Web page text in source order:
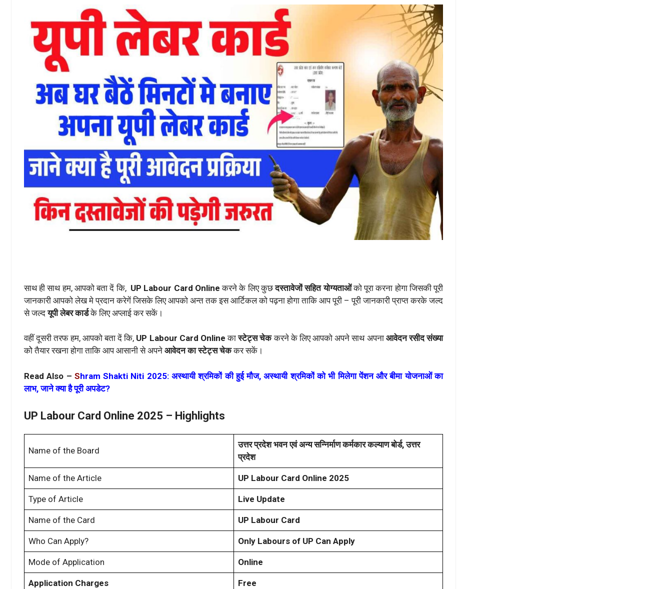
साथ ही साथ हम, आपको बता दें कि, UP Labour Card Onlineकरने के लिए कुछदस्तावेजों सहित योग्यताओंको पूरा करना होगा जिसकी पूरी
जानकारी आपको लेख मे प्रदान करेगें जिसके लिए आपको अन्त तक इस आर्टिकल को पढ़ना होगा ताकि आप पूरी – पूरी जानकारी प्राप्त करके जल्द
से जल्दयूपी लेबर कार्डके लिए अप्लाई कर सकें।
वहीं दूसरी तरफ हम, आपको बता दें कि, UP Labour Card Onlineकास्टेट्स चेककरने के लिए आपको अपने साथ अपना आवेदन रसीद संख्या
कोे तैयार रखना होगा ताकि आप आसानी से अपने आवेदन का स्टेट्स चेककर सकें।
Read Also – Shram Shakti Niti 2025: अस्थायी श्रमिकों की हुई मौज, अस्थायी श्रमिकों को भी मिलेगा पेंशन और बीमा योजनाओं का
लाभ, जाने क्या है पूरी अपडेट?
UP Labour Card Online 2025 – Highlights
Name of the Board
उत्तर प्रदेश भवन एवं अन्य सन्निर्माण कर्मकार कल्याण बोर्ड, उत्तर
प्रदेश
Name of the Article UP Labour Card Online 2025
Type of Article Live Update
Name of the Card UP Labour Card
Who Can Apply? Only Labours of UP Can Apply
Mode of Application Online
Application Charges Free